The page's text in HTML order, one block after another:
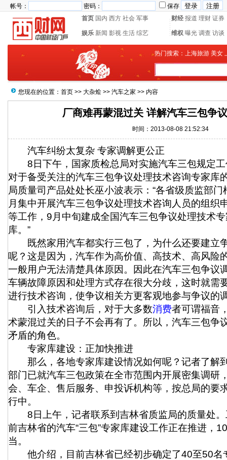
帐号： 密码：
保存
首页 国内 西方 社会 军事 财经 报道 理财 证券
娱乐 新闻 影视 生活 综艺 维权 曝光 调查 访谈
热门搜索： 上海旅游 美女
您现在的位置： 首页 >> 大杂烩 >> 汽车之家 >> 内容
厂商难再蒙混过关 详解汽车三包争
时间：2013-08-08 21:52:34
汽车纠纷太复杂 专家调解更公正
8日下午，国家质检总局对实施汽车三包规定工
对于备受关注的汽车三包争议处理技术咨询专家库
局质量司产品处处长巫小波表示：“各省级质监部
月集中开展汽车三包争议处理技术咨询人员的组织
等工作，9月中旬建成全国汽车三包争议处理技术
库。”
既然家用汽车都实行三包了，为什么还要建立
呢？这是因为，汽车作为高价值、高技术、高风险
一般用户无法清楚具体原因。因此在汽车三包争议
车辆故障原因和处理方式存在很大分歧，这时就需
进行技术咨询，使争议相关方更客观地参与争议的
引入技术咨询后，对于大多数消费者可谓福音
术蒙混过关的日子不会再有了。所以，汽车三包争
矛盾的角色。
专家库建设：正加快推进
那么，各地专家库建设情况如何呢？记者了解
部门已就汽车三包政策在全市范围内开展密集调研
会、车企、售后服务、申投诉机构等，按总局的要
行中。
8日上午，记者联系到吉林省质监局的质量处。
前吉林省的汽车“三包”专家库建设工作正在推进，
当。
他介绍，目前吉林省已经初步确定了40至50名